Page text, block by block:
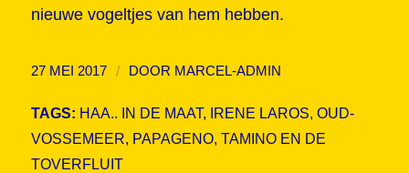
nieuwe vogeltjes van hem hebben.
27 MEI 2017 / DOOR MARCEL-ADMIN
TAGS: HAA.. IN DE MAAT, IRENE LAROS OUD-
VOSSEMEER PAPAGENO, TAMINO EN DE
TOVERFLUIT